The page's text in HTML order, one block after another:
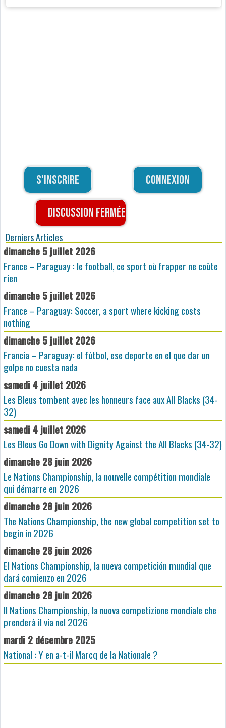
S'inscrire Connexion
Discussion fermée
Derniers Articles
dimanche 5 juillet 2026
France – Paraguay : le football, ce sport où frapper ne coûte
rien
dimanche 5 juillet 2026
France – Paraguay: Soccer, a sport where kicking costs
nothing
dimanche 5 juillet 2026
Francia – Paraguay: el fútbol, ese deporte en el que dar un
golpe no cuesta nada
samedi 4 juillet 2026
Les Bleus tombent avec les honneurs face aux All Blacks (34-
32)
samedi 4 juillet 2026
Les Bleus Go Down with Dignity Against the All Blacks (34-32)
dimanche 28 juin 2026
Le Nations Championship, la nouvelle compétition mondiale
qui démarre en 2026
dimanche 28 juin 2026
The Nations Championship, the new global competition set to
begin in 2026
dimanche 28 juin 2026
El Nations Championship, la nueva competición mundial que
dará comienzo en 2026
dimanche 28 juin 2026
Il Nations Championship, la nuova competizione mondiale che
prenderà il via nel 2026
mardi 2 décembre 2025
National : Y en a-t-il Marcq de la Nationale ?